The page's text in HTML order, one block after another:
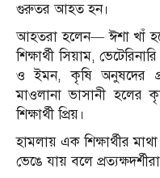
গুরুতর আহত হন।
আহতরা হলেন— ঈশা খাঁ
শিক্ষার্থী সিয়াম,
ও ইমন, কৃষি অনুষদের
মাওলানা ভাসানী হলের
শিক্ষার্থী প্রিয়।
হামলায় এক শিক্ষার্থীর
ভেঙে যায় বলে